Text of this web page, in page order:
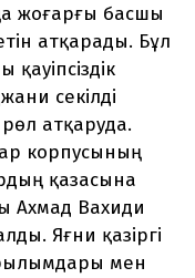
жоғарғы басшы
атқарады. Бұл
секілді
атқаруда.
корпусының
қазасына
Ахмад Вахиди
Яғни қазіргі
мен